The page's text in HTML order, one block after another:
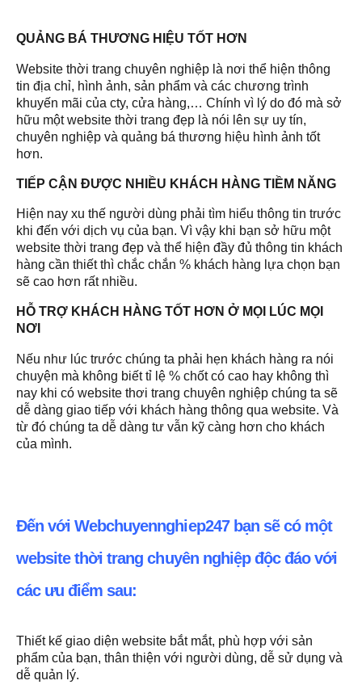
QUẢNG BÁ THƯƠNG HIỆU TỐT HƠN
Website thời trang chuyên nghiệp là nơi thể hiện thông
tin địa chỉ, hình ảnh, sản phẩm và các chương trình
khuyến mãi của cty, cửa hàng,… Chính vì lý do đó mà sở
hữu một website thời trang đẹp là nói lên sự uy tín,
chuyên nghiệp và quảng bá thương hiệu hình ảnh tốt
hơn.
TIẾP CẬN ĐƯỢC NHIỀU KHÁCH HÀNG TIỀM NĂNG
Hiện nay xu thế người dùng phải tìm hiểu thông tin trước
khi đến với dịch vụ của bạn. Vì vậy khi bạn sở hữu một
website thời trang đẹp và thể hiện đầy đủ thông tin khách
hàng cần thiết thì chắc chắn % khách hàng lựa chọn bạn
sẽ cao hơn rất nhiều.
HỖ TRỢ KHÁCH HÀNG TỐT HƠN Ở MỌI LÚC MỌI
NƠI
Nếu như lúc trước chúng ta phải hẹn khách hàng ra nói
chuyện mà không biết tỉ lệ % chốt có cao hay không thì
nay khi có website thơi trang chuyên nghiệp chúng ta sẽ
dễ dàng giao tiếp với khách hàng thông qua website. Và
từ đó chúng ta dễ dàng tư vẫn kỹ càng hơn cho khách
của mình.
Đến với Webchuyennghiep247 bạn sẽ có một
website thời trang chuyên nghiệp độc đáo với
các ưu điểm sau:
Thiết kế giao diện website bắt mắt, phù hợp với sản
phẩm của bạn, thân thiện với người dùng, dễ sử dụng và
dễ quản lý.